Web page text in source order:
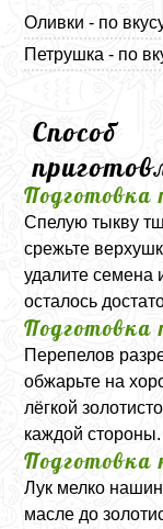
Оливки - по
Петрушка - по
Способ
Спелую тыкву
срежьте
удалите семена
осталось
Подготовка
Перепелов
обжарьте на
лёгкой
каждой стороны.
Подготовка
Лук мелко
масле до